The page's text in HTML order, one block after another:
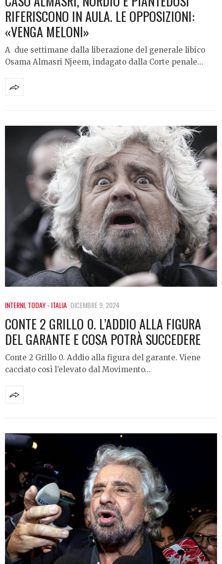
RIFERISCONO IN AULA. LE OPPOSIZIONI:
«VENGA MELONI»
A due settimane dalla liberazione del generale libico
Osama Almasri Njeem, indagato dalla Corte penale…
INTERNI,TODAY - ITALIA DICEMBRE 9, 2024
CONTE 2 GRILLO 0. L’ADDIO ALLA FIGURA
DEL GARANTE E COSA POTRÀ SUCCEDERE
Conte 2 Grillo 0. Addio alla figura del garante. Viene
cacciato così l’elevato dal Movimento…